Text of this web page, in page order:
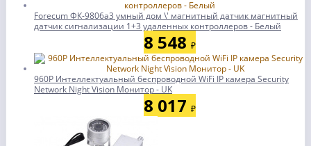
Forecum ФК-9806a3 умный дом \' магнитный датчик магнитный
датчик сигнализации 1+3 удаленных контроллеров - Белый
8 548 ₽
960P Интеллектуальный беспроводной WiFi IP камера Security
Network Night Vision Монитор - UK
8 017 ₽